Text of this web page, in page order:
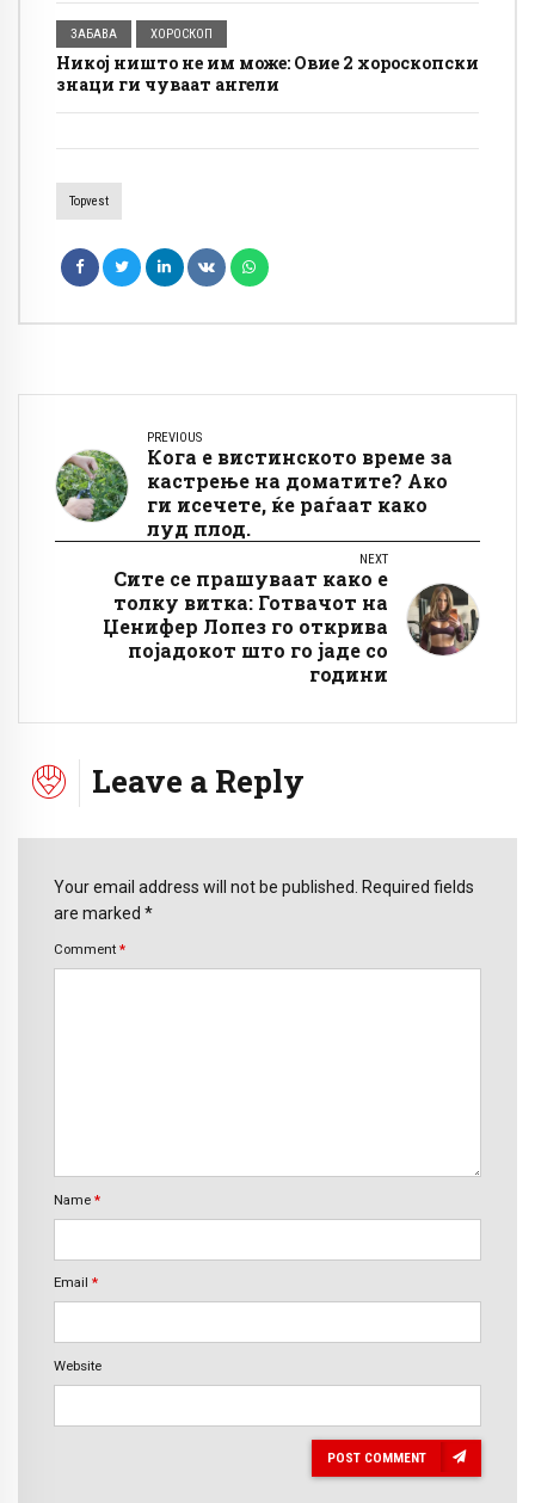
едноставни
ЗАБАВА ХОРОСКОП
Никој ништо не им може: Овие 2 хороскопски
знаци ги чуваат ангели
Topvest
PREVIOUS
Кога е вистинското време за
кастрење на доматите? Ако
ги исечете, ќе раѓаат како
луд плод.
NEXT
Сите се прашуваат како е
толку витка: Готвачот на
Џенифер Лопез го открива
појадокот што го јаде со
години
Leave a Reply
Your email address will not be published. Required fields
are marked *
Comment *
Name *
Email *
Website
POST COMMENT